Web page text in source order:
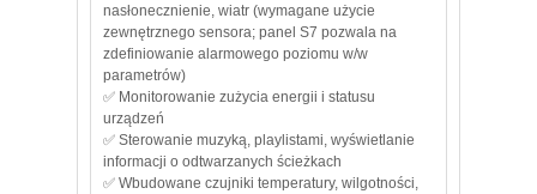
nasłonecznienie, wiatr (wymagane użycie
zewnętrznego sensora; panel S7 pozwala na
zdefiniowanie alarmowego poziomu w/w
parametrów)
✅ Monitorowanie zużycia energii i statusu
urządzeń
✅ Sterowanie muzyką, playlistami, wyświetlanie
informacji o odtwarzanych ścieżkach
✅ Wbudowane czujniki temperatury, wilgotności,